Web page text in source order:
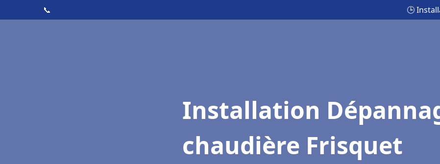
📞 🕒
Installation
chaudière Frisquet